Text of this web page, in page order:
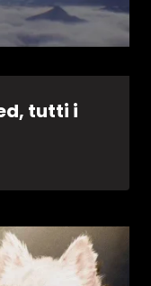
tutti i